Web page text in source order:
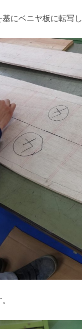
にベニヤ板に転写し